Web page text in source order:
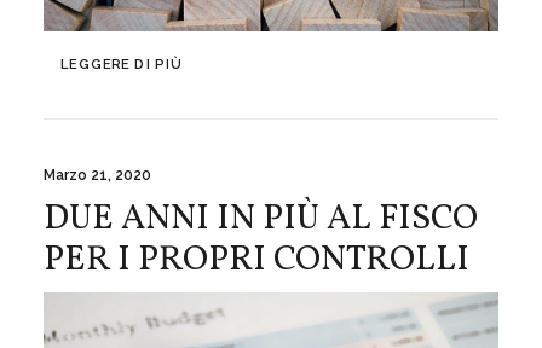
LEGGERE DI PIÙ
Marzo 21, 2020
DUE ANNI IN PIÙ AL FISCO
PER I PROPRI CONTROLLI